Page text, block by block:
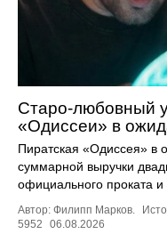
Старо-любовный
«Одиссеи» в
Пиратская «Одиссея» в
суммарной выручки
официального проката и
Автор: Филипп Марков.
5952
06.08.2026